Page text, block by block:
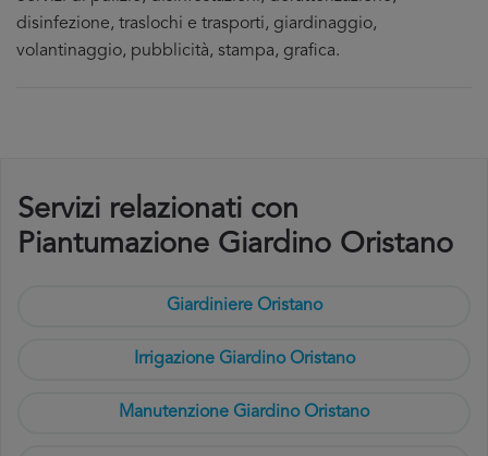
disinfezione, traslochi e trasporti, giardinaggio,
volantinaggio, pubblicità, stampa, grafica.
Servizi relazionati con
Piantumazione Giardino Oristano
Giardiniere Oristano
Irrigazione Giardino Oristano
Manutenzione Giardino Oristano